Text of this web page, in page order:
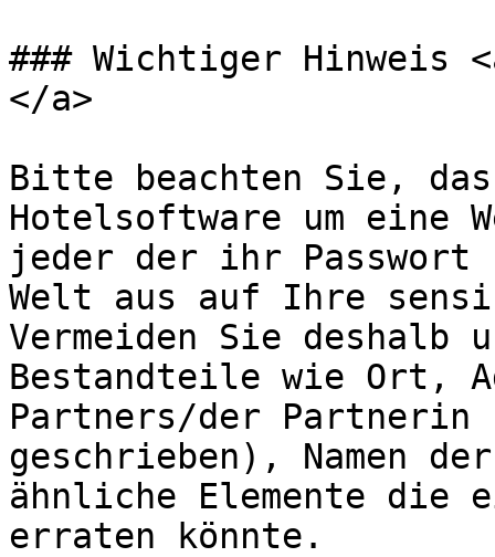
### Wichtiger Hinweis
</a>
Bitte beachten Sie,
Hotelsoftware um eine
jeder der ihr Passwort
Welt aus auf Ihre
Vermeiden Sie deshalb
Bestandteile wie Ort,
Partners/der Partnerin
geschrieben), Namen
ähnliche Elemente die
erraten könnte.